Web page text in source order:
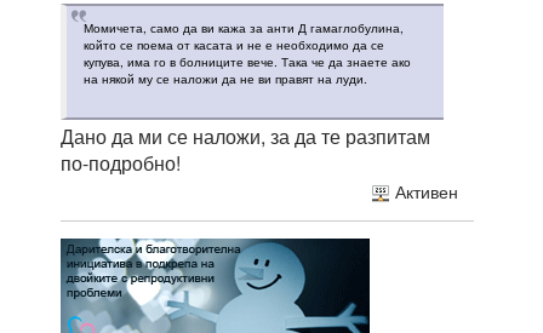
Момичета, само да ви кажа за анти Д гамаглобулина,
който се поема от касата и не е необходимо да се
купува, има го в болниците вече. Така че да знаете ако
на някой му се наложи да не ви правят на луди.
Дано да ми се наложи, за да те разпитам
по-подробно!
Активен